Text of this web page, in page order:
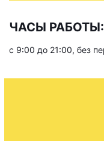
ЧАСЫ РАБОТЫ:
с 9:00 до 21:00, без